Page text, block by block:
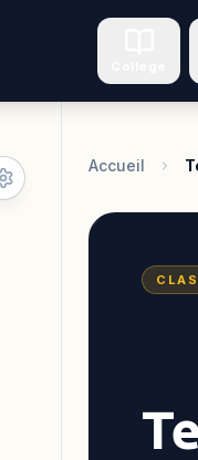
Accueil